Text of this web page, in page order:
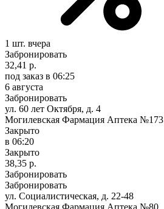
1 шт. вчера
Забронировать
32,41 р.
под заказ в 06:25
6 августа
Забронировать
ул. 60 лет Октября, д. 4
Могилевская Фармация Аптека №173
Закрыто
в 06:20
Закрыто
38,35 р.
Забронировать
Забронировать
ул. Социалистическая, д. 22-48
Могилевская Фармация Аптека №80